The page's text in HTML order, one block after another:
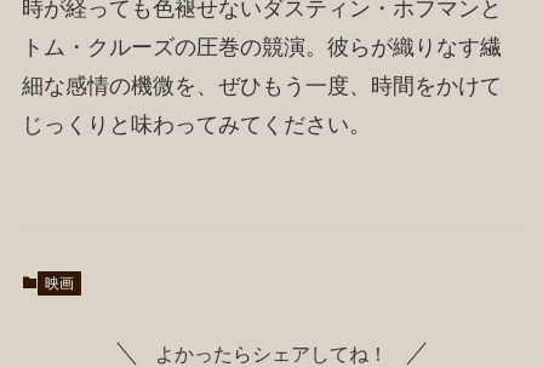
時が経っても色褪せないダスティン・ホフマンと
トム・クルーズの圧巻の競演。彼らが織りなす繊
細な感情の機微を、ぜひもう一度、時間をかけて
じっくりと味わってみてください。
映画
よかったらシェアしてね！